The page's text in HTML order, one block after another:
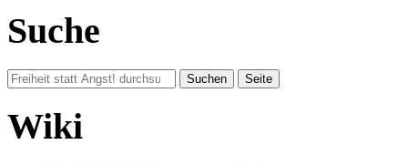
Suche
Wiki